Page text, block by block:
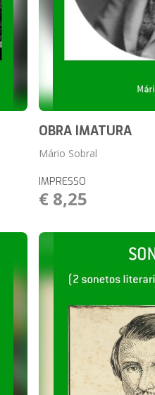
OBRA IMATURA
Mário Sobral
IMPRESSO
€ 8,25